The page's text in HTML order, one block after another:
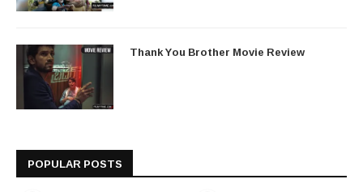
Thank You Brother Movie Review
POPULAR POSTS